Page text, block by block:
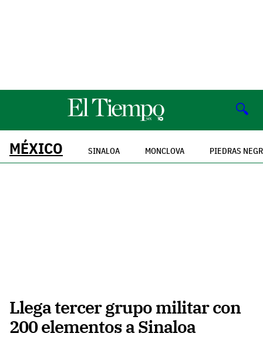
🔍
MÉXICO SINALOA MONCLOVA PIEDRAS
Llega tercer grupo militar con
200 elementos a Sinaloa